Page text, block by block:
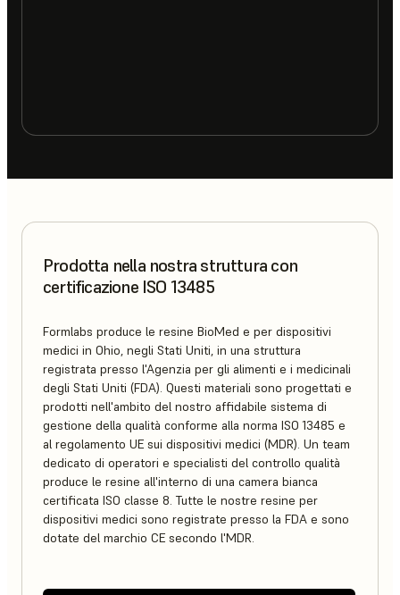
Prodotta nella nostra struttura con
certificazione ISO 13485
Formlabs produce le resine BioMed e per dispositivi
medici in Ohio, negli Stati Uniti, in una struttura
registrata presso l'Agenzia per gli alimenti e i medicinali
degli Stati Uniti (FDA). Questi materiali sono progettati e
prodotti nell'ambito del nostro affidabile sistema di
gestione della qualità conforme alla norma ISO 13485 e
al regolamento UE sui dispositivi medici (MDR). Un team
dedicato di operatori e specialisti del controllo qualità
produce le resine all'interno di una camera bianca
certificata ISO classe 8. Tutte le nostre resine per
dispositivi medici sono registrate presso la FDA e sono
dotate del marchio CE secondo l'MDR.